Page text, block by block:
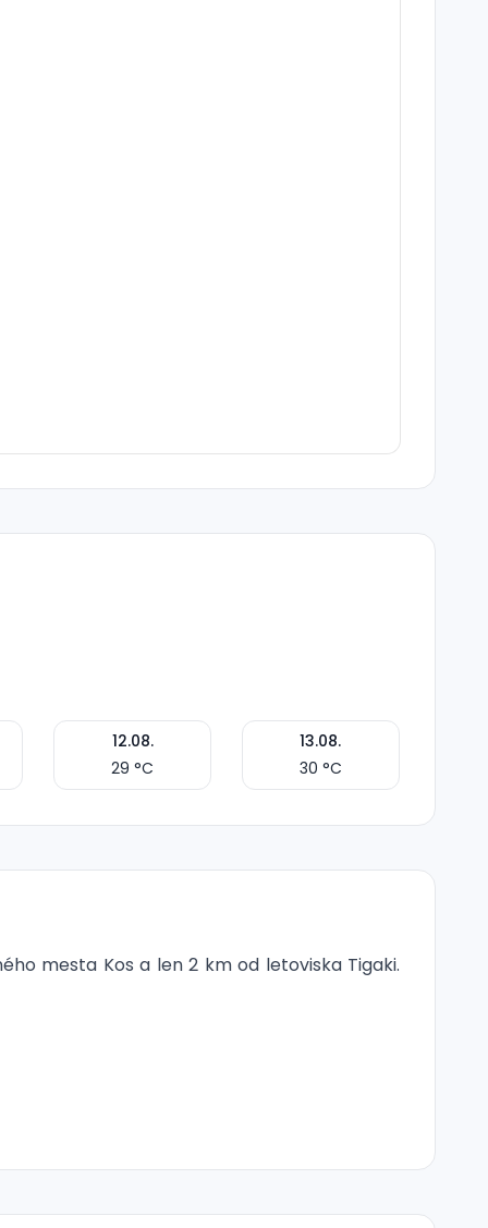
12.08.
29 °C
13.08.
30 °C
mesta Kos a len 2 km od letoviska Tigaki.